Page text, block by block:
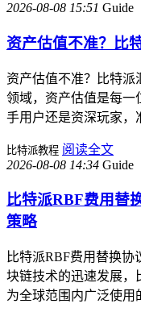
2026-08-08 15:51 Guide
资产估值不准？比
资产估值不准？比特派
领域，资产估值是每一
手用户还是资深玩家，
比特派教程 阅读全文
2026-08-08 14:34 Guide
比特派RBF费用替
策略
比特派RBF费用替换
块链技术的迅速发展，
为全球范围内广泛使用